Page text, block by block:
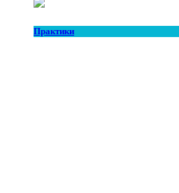
Практики